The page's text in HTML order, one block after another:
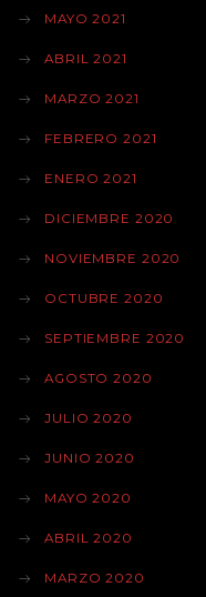
MAYO 2021
ABRIL 2021
MARZO 2021
FEBRERO 2021
ENERO 2021
DICIEMBRE 2020
NOVIEMBRE 2020
OCTUBRE 2020
SEPTIEMBRE 2020
AGOSTO 2020
JULIO 2020
JUNIO 2020
MAYO 2020
ABRIL 2020
MARZO 2020